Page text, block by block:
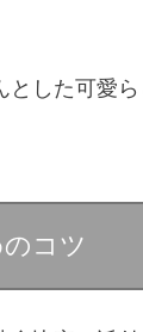
した可愛ら
コツ